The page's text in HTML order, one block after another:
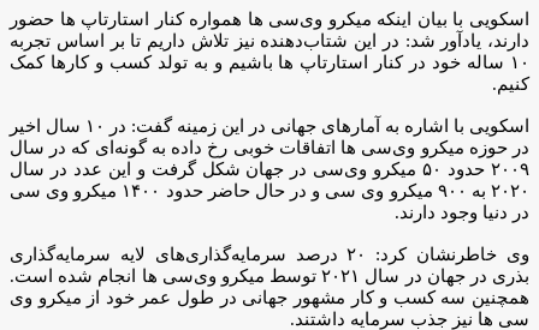
اسکویی با بیان اینکه میکرو وی‌سی ها همواره کنار استارتاپ ها حضور
دارند، یادآور شد: در این شتاب‌دهنده نیز تلاش داریم تا بر اساس تجربه
۱۰ ساله خود در کنار استارتاپ ها باشیم و به تولد کسب و کارها کمک
کنیم.
اسکویی با اشاره به آمارهای جهانی در این زمینه گفت: در ۱۰ سال اخیر
در حوزه میکرو وی‌سی ها اتفاقات خوبی رخ داده به گونه‌ای که در سال
۲۰۰۹ حدود ۵۰ میکرو وی‌سی در جهان شکل گرفت و این عدد در سال
۲۰۲۰ به ۹۰۰ میکرو وی سی و در حال حاضر حدود ۱۴۰۰ میکرو وی سی
در دنیا وجود دارند.
وی خاطرنشان کرد: ۲۰ درصد سرمایه‌گذاری‌های لایه سرمایه‌گذاری
بذری در جهان در سال ۲۰۲۱ توسط میکرو وی‌سی ها انجام شده است.
همچنین سه کسب و کار مشهور جهانی در طول عمر خود از میکرو وی
سی ها نیز جذب سرمایه داشتند.